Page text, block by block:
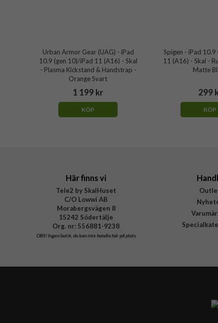
Urban Armor Gear (UAG) - iPad
10.9 (gen 10)/iPad 11 (A16) - Skal
- Plasma Kickstand & Handstrap -
Orange Svart
1 199 kr
KÖP
Spigen - iPad
11 (A16) - Skal -
Matte
299
KÖP
Här finns vi
Tele2 by SkalHuset
C/O Lowwi AB
Morabergsvägen 8
15242 Södertälje
Org. nr: 556881-9238
OBS!Ingen butik, du kan inte handla här på plats